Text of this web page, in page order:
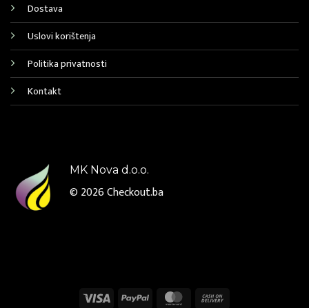
Dostava
Uslovi korištenja
Politika privatnosti
Kontakt
MK Nova d.o.o.
© 2026Checkout.ba